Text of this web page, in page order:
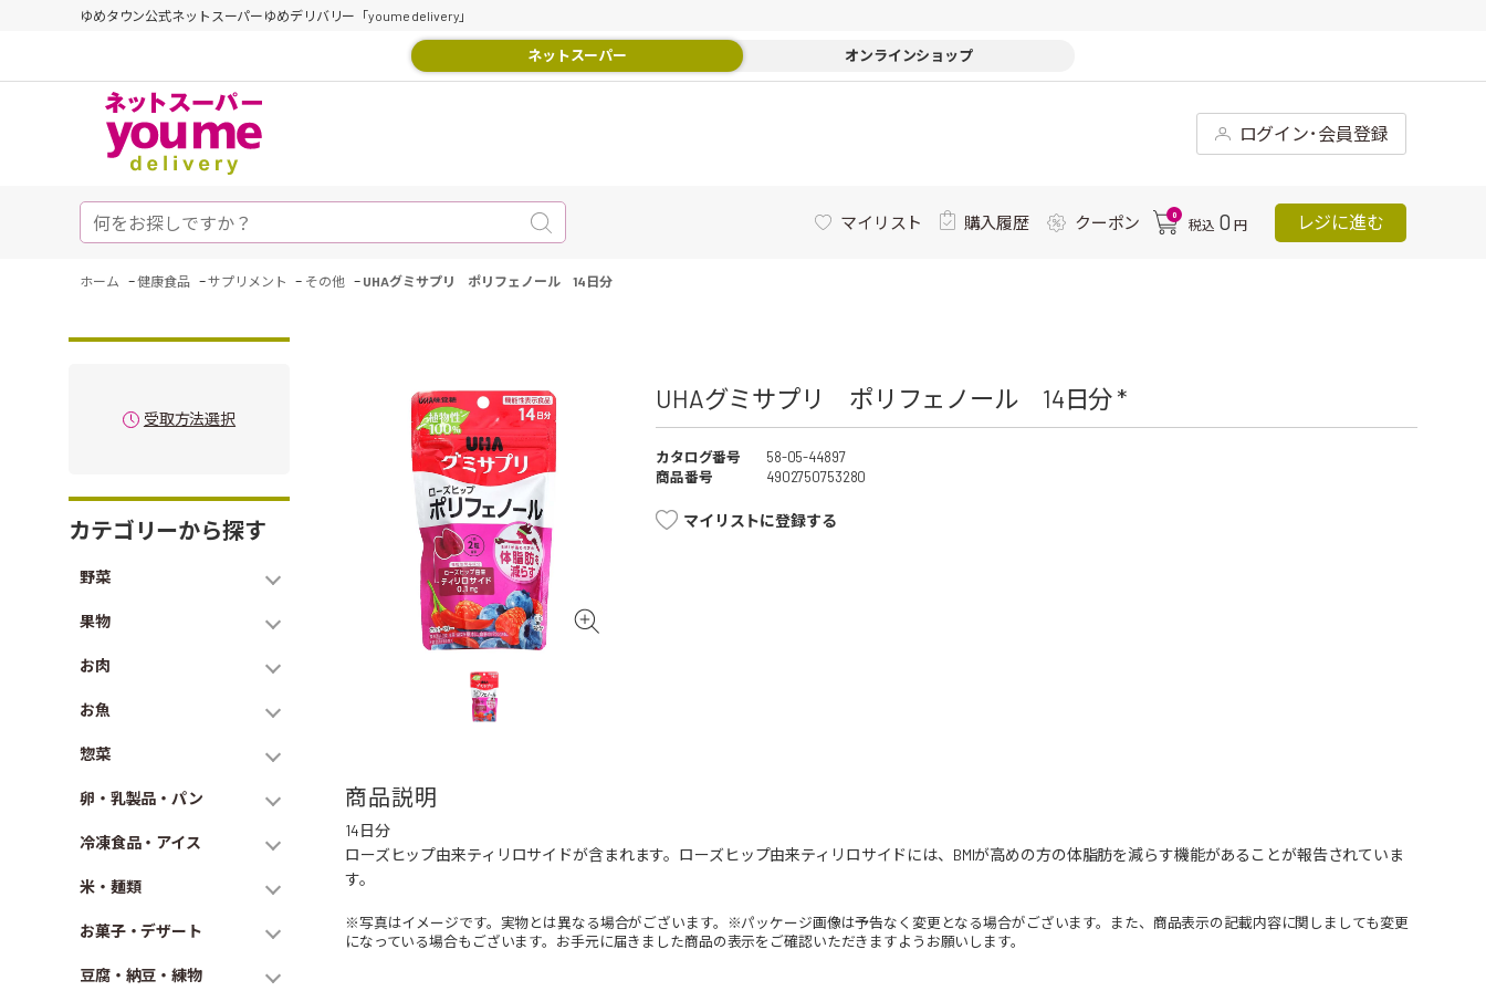
ゆめタウン公式ネットスーパーゆめデリバリー「youme delivery」
ネットスーパー オンラインショップ
ログイン･会員登録
マイリスト 購入履歴 クーポン 0
税込 0 円 レジに進む
ホーム -健康食品 -サプリメント - その他 - UHAグミサプリ ポリフェノール 14日分
受取方法選択
カテゴリーから探す
野菜
果物
お肉
お魚
惣菜
卵・乳製品・パン
冷凍食品・アイス
米・麺類
お菓子・デザート
豆腐・納豆・練物
UHAグミサプリ ポリフェノール 14日分 *
カタログ番号
58-05-44897
商品番号
4902750753280
マイリストに登録する
商品説明
14日分
ローズヒップ由来ティリロサイドが含まれます。ローズヒップ由来ティリロサイドには、BMIが高めの方の体脂肪を減らす機能があることが報告されていま
す。
※写真はイメージです。実物とは異なる場合がございます。※パッケージ画像は予告なく変更となる場合がございます。また、商品表示の記載内容に関しましても変更
になっている場合もございます。お手元に届きました商品の表示をご確認いただきますようお願いします。